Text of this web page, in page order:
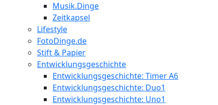
Musik.Dinge
Zeitkapsel
Lifestyle
FotoDinge.de
Stift & Papier
Entwicklungsgeschichte
Entwicklungsgeschichte: Timer A6
Entwicklungsgeschichte: Duo1
Entwicklungsgeschichte: Uno1